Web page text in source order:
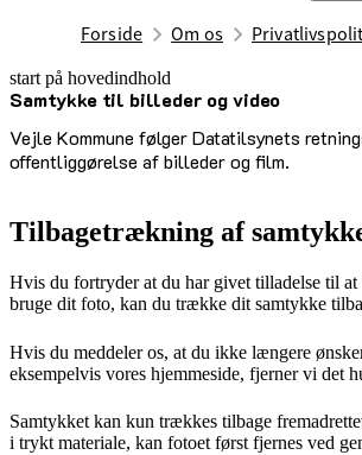
Forside Om os
start på hovedindhold
Samtykke til billeder og video
Vejle Kommune følger Datatilsynets
offentliggørelse af billeder og film.
senest opdateret 6. maj 2025
Tilbagetrækning af
Hvis du fortryder at du har givet tilladelse til
bruge dit foto, kan du trække dit samtykke
Hvis du meddeler os, at du ikke længere
eksempelvis vores hjemmeside, fjerner vi det
Samtykket kan kun trækkes tilbage
i trykt materiale, kan fotoet først fjernes ved